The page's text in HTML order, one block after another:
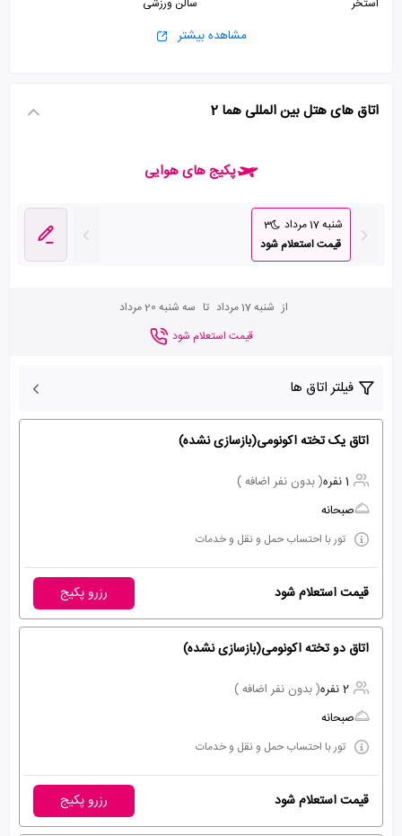
استخر
سالن ورزشی
آسانسور
مشاهده بیشتر
اتاق های هتل بین المللی هما 2
پکیج های هوایی
شنبه 17 مرداد
3
قیمت استعلام شود
از شنبه 17 مرداد تا سه شنبه 20 مرداد
قیمت استعلام شود
فیلتر اتاق ها
اتاق یک تخته اکونومی(بازسازی نشده)
1 نفره
( بدون نفر اضافه )
صبحانه
تور با احتساب حمل و نقل و خدمات
قیمت استعلام شود رزرو پکیج
اتاق دو تخته اکونومی(بازسازی نشده)
2 نفره
( بدون نفر اضافه )
صبحانه
تور با احتساب حمل و نقل و خدمات
قیمت استعلام شود رزرو پکیج